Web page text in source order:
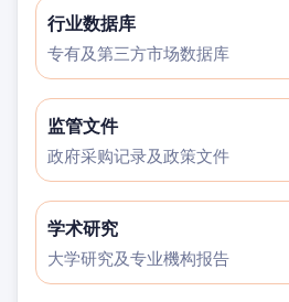
行业数据库
专有及第三方市场数据库
监管文件
政府采购记录及政策文件
学术研究
大学研究及专业機构报告